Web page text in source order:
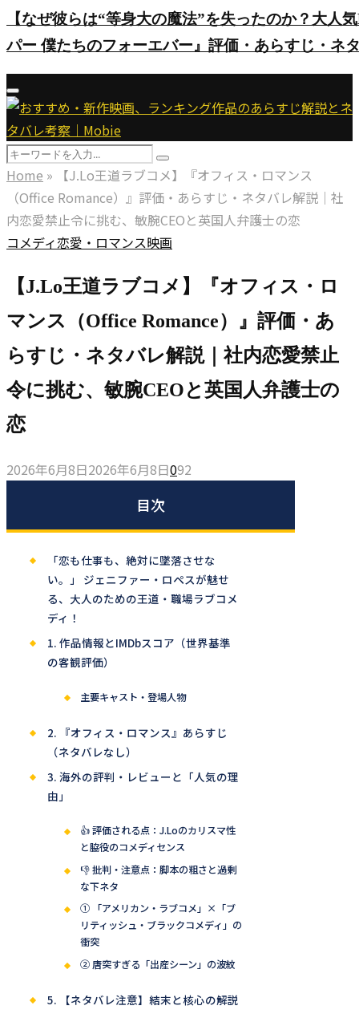
【なぜ彼らは“等身大の魔法”を失ったのか？大
パー 僕たちのフォーエバー』評価・あらすじ・
Primary
Menu
Search
for:
Search
Home »
【J.Lo王道ラブコメ】『オフィス・ロマンス
（Office Romance）』評価・あらすじ・ネタバレ解説｜社
内恋愛禁止令に挑む、敏腕CEOと英国人弁護士の恋
コメディ恋愛・ロマンス映画
【J.Lo王道ラブコメ】『オフィス・ロ
マンス（Office Romance）』評価・あ
らすじ・ネタバレ解説｜社内恋愛禁止
令に挑む、敏腕CEOと英国人弁護士の
恋
2026年6月8日2026年6月8日092
目次
「恋も仕事も、絶対に墜落させな
い。」 ジェニファー・ロペスが魅せ
る、大人のための王道・職場ラブコメ
ディ！
1. 作品情報とIMDbスコア（世界基準
の客観評価）
主要キャスト・登場人物
2. 『オフィス・ロマンス』あらすじ
（ネタバレなし）
3. 海外の評判・レビューと「人気の理
由」
👍 評価される点：J.Loのカリスマ性
と脇役のコメディセンス
👎 批判・注意点：脚本の粗さと過剰
な下ネタ
① 「アメリカン・ラブコメ」×「ブ
リティッシュ・ブラックコメディ」の
衝突
② 唐突すぎる「出産シーン」の波紋
5. 【ネタバレ注意】結末と核心の解説